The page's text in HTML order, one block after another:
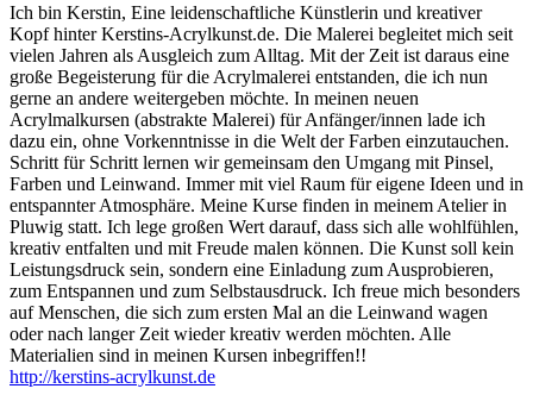
Ich bin Kerstin, Eine leidenschaftliche Künstlerin und kreativer
Kopf hinter Kerstins-Acrylkunst.de. Die Malerei begleitet mich seit
vielen Jahren als Ausgleich zum Alltag. Mit der Zeit ist daraus eine
große Begeisterung für die Acrylmalerei entstanden, die ich nun
gerne an andere weitergeben möchte. In meinen neuen
Acrylmalkursen (abstrakte Malerei) für Anfänger/innen lade ich
dazu ein, ohne Vorkenntnisse in die Welt der Farben einzutauchen.
Schritt für Schritt lernen wir gemeinsam den Umgang mit Pinsel,
Farben und Leinwand. Immer mit viel Raum für eigene Ideen und in
entspannter Atmosphäre. Meine Kurse finden in meinem Atelier in
Pluwig statt. Ich lege großen Wert darauf, dass sich alle wohlfühlen,
kreativ entfalten und mit Freude malen können. Die Kunst soll kein
Leistungsdruck sein, sondern eine Einladung zum Ausprobieren,
zum Entspannen und zum Selbstausdruck. Ich freue mich besonders
auf Menschen, die sich zum ersten Mal an die Leinwand wagen
oder nach langer Zeit wieder kreativ werden möchten. Alle
Materialien sind in meinen Kursen inbegriffen!!
http://kerstins-acrylkunst.de